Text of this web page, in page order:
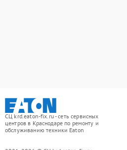
СЦ krd.eaton-fix.ru - сеть сервисных
центров в Краснодаре по ремонту и
обслуживанию техники Eaton